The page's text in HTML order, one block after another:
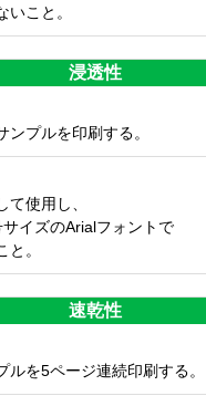
こと。
浸透性
プルを印刷する。
使用し、
イズのArialフォントで
。
速乾性
ルを5ページ連続印刷する。